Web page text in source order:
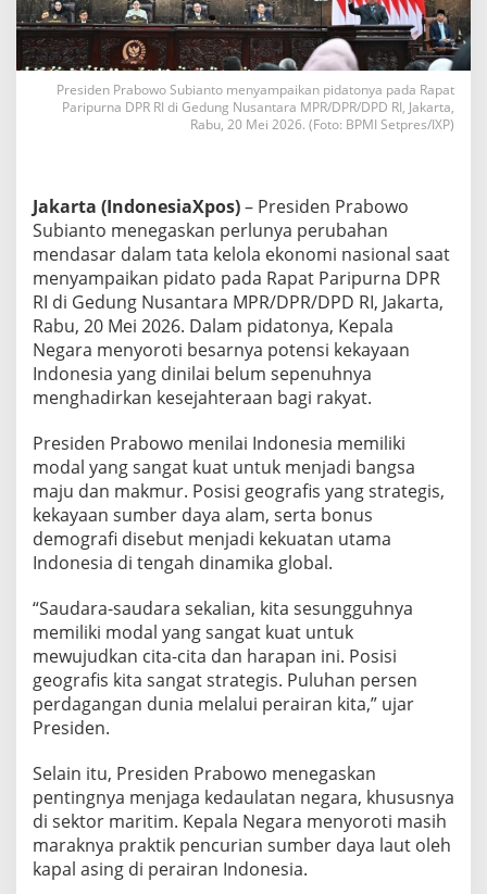
e
n
P
r
a
b
e
r
k
a
n
e
r
b
a
k
a
n
S
i
s
t
E
k
o
n
o
m
a
n
P
e
n
e
Presiden Prabowo Subianto menyampaikan pidatonya pada Rapat
Paripurna DPR RI di Gedung Nusantara MPR/DPR/DPD RI, Jakarta,
Rabu, 20 Mei 2026. (Foto: BPMI Setpres/IXP)
Jakarta (IndonesiaXpos)– Presiden Prabowo
Subianto menegaskan perlunya perubahan
mendasar dalam tata kelola ekonomi nasional saat
menyampaikan pidato pada Rapat Paripurna DPR
RI di Gedung Nusantara MPR/DPR/DPD RI, Jakarta,
Rabu, 20 Mei 2026. Dalam pidatonya, Kepala
Negara menyoroti besarnya potensi kekayaan
Indonesia yang dinilai belum sepenuhnya
menghadirkan kesejahteraan bagi rakyat.
Presiden Prabowo menilai Indonesia memiliki
modal yang sangat kuat untuk menjadi bangsa
maju dan makmur. Posisi geografis yang strategis,
kekayaan sumber daya alam, serta bonus
demografi disebut menjadi kekuatan utama
Indonesia di tengah dinamika global.
“Saudara-saudara sekalian, kita sesungguhnya
memiliki modal yang sangat kuat untuk
mewujudkan cita-cita dan harapan ini. Posisi
geografis kita sangat strategis. Puluhan persen
perdagangan dunia melalui perairan kita,” ujar
Presiden.
Selain itu, Presiden Prabowo menegaskan
pentingnya menjaga kedaulatan negara, khususnya
di sektor maritim. Kepala Negara menyoroti masih
maraknya praktik pencurian sumber daya laut oleh
kapal asing di perairan Indonesia.